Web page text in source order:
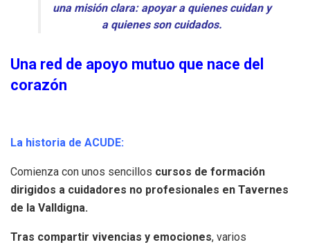
una misión clara: apoyar a quienes cuidan y
a quienes son cuidados.
Una red de apoyo mutuo que nace del
corazón
La historia de ACUDE:
Comienza con unos sencillos cursos de formación
dirigidos a cuidadores no profesionales en Tavernes
de la Valldigna.
Tras compartir vivencias y emociones, varios